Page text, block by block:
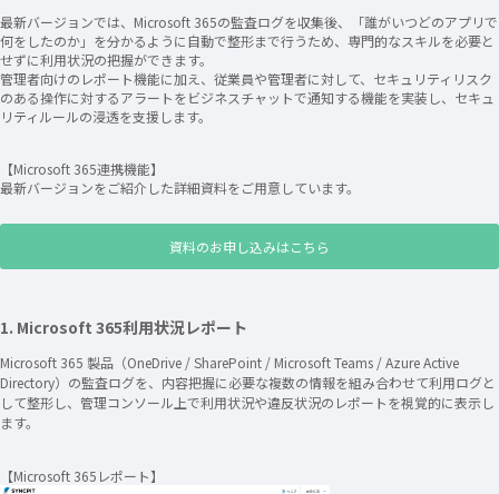
最新バージョンでは、Microsoft 365の監査ログを収集後、「誰がいつどのアプリで
何をしたのか」を分かるように自動で整形まで行うため、専門的なスキルを必要と
せずに利用状況の把握ができます。
管理者向けのレポート機能に加え、従業員や管理者に対して、セキュリティリスク
のある操作に対するアラートをビジネスチャットで通知する機能を実装し、セキュ
リティルールの浸透を支援します。
【Microsoft 365連携機能】
最新バージョンをご紹介した詳細資料をご用意しています。
資料のお申し込みはこちら
1. Microsoft 365利用状況レポート
Microsoft 365 製品（OneDrive / SharePoint / Microsoft Teams / Azure Active
Directory）の監査ログを、内容把握に必要な複数の情報を組み合わせて利用ログと
して整形し、管理コンソール上で利用状況や違反状況のレポートを視覚的に表示し
ます。
【Microsoft 365レポート】